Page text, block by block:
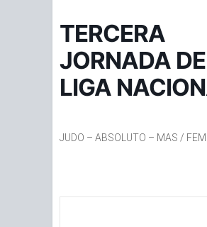
TERCERA
JORNADA DE
LIGA
JUDO – ABSOLUTO – MAS / FEM